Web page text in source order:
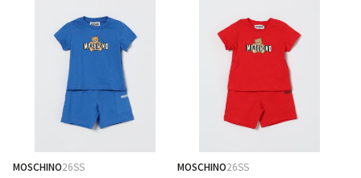
MOSCHINO26SS
MOSCHINO26SS